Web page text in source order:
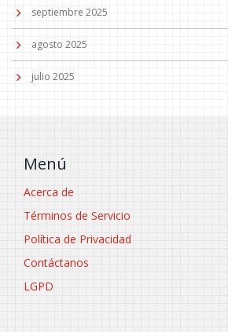
septiembre 2025
agosto 2025
julio 2025
Menú
Acerca de
Términos de Servicio
Política de Privacidad
Contáctanos
LGPD